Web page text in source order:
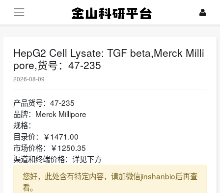
HepG2 Cell Lysate: TGF beta,Merck Milli
pore,货号：47-235
2026-08-09
产品货号：47-235
品牌：Merck Millipore
规格：
目录价：￥1471.00
市场价格：￥1250.35
渠道和终端价格：详见下方
您好，此处含有特定内容，请加微信jinshanbio后再查
看。